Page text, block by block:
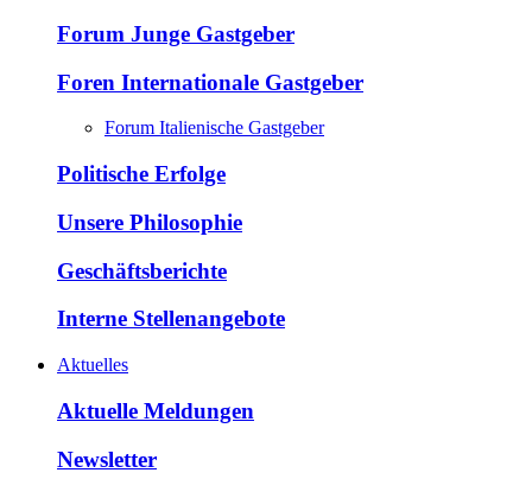
Forum Junge Gastgeber
Foren Internationale Gastgeber
Forum Italienische Gastgeber
Politische Erfolge
Unsere Philosophie
Geschäftsberichte
Interne Stellenangebote
Aktuelles
Aktuelle Meldungen
Newsletter